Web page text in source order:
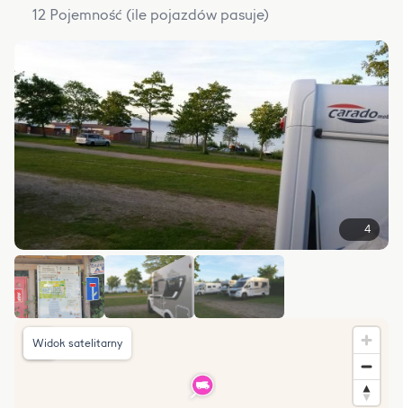
12 Pojemność (ile pojazdów pasuje)
4
Widok satelitarny